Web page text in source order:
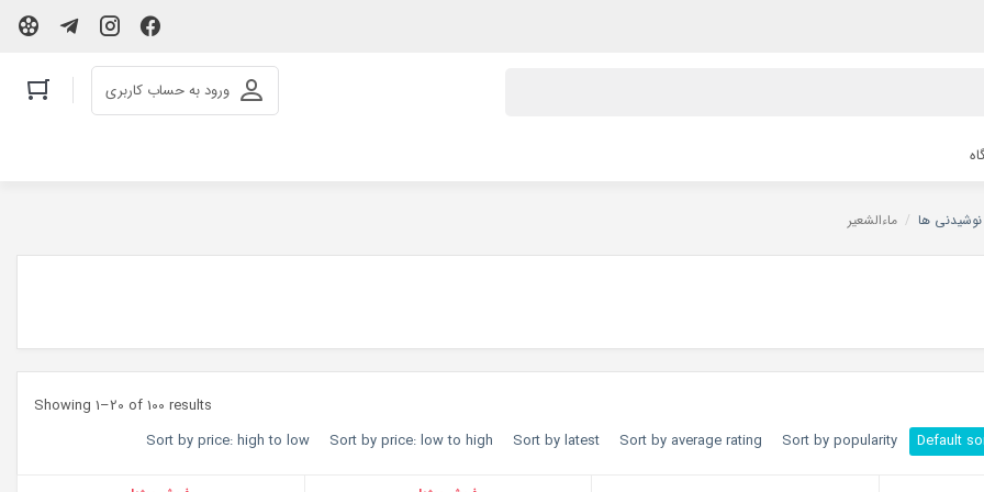
ورود به حساب کاربری
نوشیدنی ها / ماءالشعیر
Showing 1–20 of 100 results
Default
Sort by popularity
Sort by average rating
Sort by latest
Sort by price: low to high
Sort by price: high to low